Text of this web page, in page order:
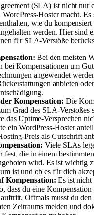
(SLA) ist nicht nur
WordPress-Hoster macht. Es
wie du
werden. Hier sind
für SLA-Verstöße
Bei den meisten
bei Kompensationen um
angewendet
anbieten
Kompensation: Die
Grad des SLA-Verstoßes
das Uptime-Versprechen
ein WordPress-Hoster
Preis als Gutschrift
Viele SLAs
fest, die in einem
wird. Es ist wichtig
ist und ob es für dich
Kompensation: Es ist nicht
dass du eine
Oftmals musst du den
Zeitraums melden und